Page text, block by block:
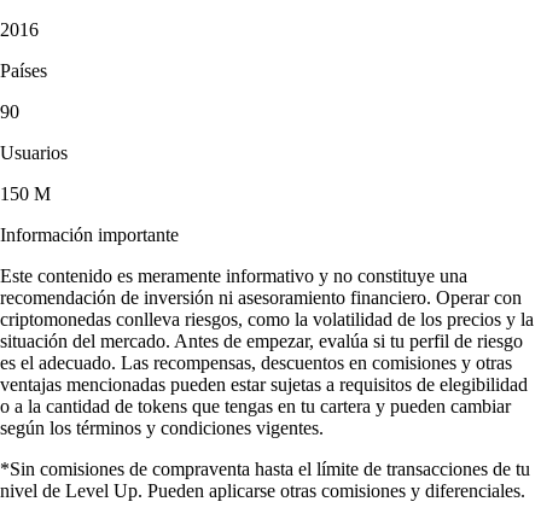
2016
Países
90
Usuarios
150 M
Información importante
Este contenido es meramente informativo y no constituye una
recomendación de inversión ni asesoramiento financiero. Operar con
criptomonedas conlleva riesgos, como la volatilidad de los precios y la
situación del mercado. Antes de empezar, evalúa si tu perfil de riesgo
es el adecuado. Las recompensas, descuentos en comisiones y otras
ventajas mencionadas pueden estar sujetas a requisitos de elegibilidad
o a la cantidad de tokens que tengas en tu cartera y pueden cambiar
según los términos y condiciones vigentes.
*Sin comisiones de compraventa hasta el límite de transacciones de tu
nivel de Level Up. Pueden aplicarse otras comisiones y diferenciales.